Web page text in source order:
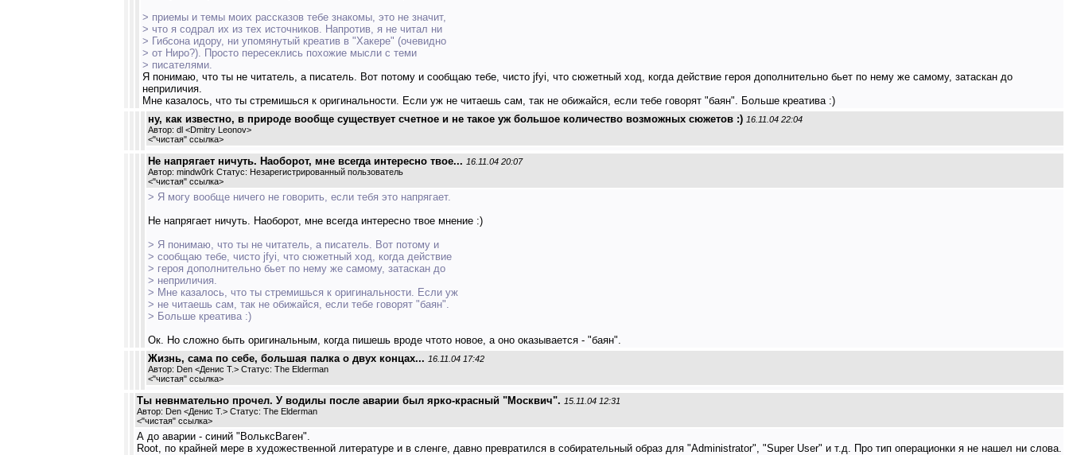
> приемы и темы моих рассказов тебе знакомы, это не значит,
> что я содрал их из тех источников. Напротив, я не читал ни
> Гибсона идору, ни упомянутый креатив в "Хакере" (очевидно
> от Ниро?). Просто пересеклись похожие мысли с теми
> писателями.
Я понимаю, что ты не читатель, а писатель. Вот потому и сообщаю тебе, чисто jfyi, что сюжетный ход, когда действие героя дополнительно бьет по нему же самому, затаскан до
неприличия.
Мне казалось, что ты стремишься к оригинальности. Если уж не читаешь сам, так не обижайся, если тебе говорят "баян". Больше креатива :)
ну, как известно, в природе вообще существует счетное и не такое уж большое количество возможных сюжетов :) 16.11.04 22:04
Автор: dl <Dmitry Leonov>
<"чистая" ссылка>
Не напрягает ничуть. Наоборот, мне всегда интересно твое... 16.11.04 20:07
Автор: mindw0rk Статус: Незарегистрированный пользователь
<"чистая" ссылка>
> Я могу вообще ничего не говорить, если тебя это напрягает.
Не напрягает ничуть. Наоборот, мне всегда интересно твое мнение :)
> Я понимаю, что ты не читатель, а писатель. Вот потому и
> сообщаю тебе, чисто jfyi, что сюжетный ход, когда действие
> героя дополнительно бьет по нему же самому, затаскан до
> неприличия.
> Мне казалось, что ты стремишься к оригинальности. Если уж
> не читаешь сам, так не обижайся, если тебе говорят "баян".
> Больше креатива :)
Ок. Но сложно быть оригинальным, когда пишешь вроде чтото новое, а оно оказывается - "баян".
Жизнь, сама по себе, большая палка о двух концах... 16.11.04 17:42
Автор: Den <Денис Т.> Статус: The Elderman
<"чистая" ссылка>
Ты невнмательно прочел. У водилы после аварии был ярко-красный "Москвич". 15.11.04 12:31
Автор: Den <Денис Т.> Статус: The Elderman
<"чистая" ссылка>
А до аварии - синий "ВольксВаген".
Root, по крайней мере в художественной литературе и в сленге, давно превратился в собирательный образ для "Administrator", "Super User" и т.д. Про тип операционки я не нашел ни слова.